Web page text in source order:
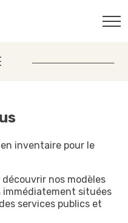
en inventaire pour le
nos modèles
situées
services publics et